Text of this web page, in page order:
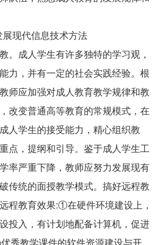
现代信息技术方法
。成人学生有许多独特的学习观，
力，并有一定的社会实践经验。根
师应加强对成人教育教学规律和教
改变普通高等教育的常规模式，在
人学生的接受能力，精心组织教
点，提纲和引导。鉴于成人学生工
率严重下降，教师应努力发展现有
传统的面授教学模式。搞好远程教
程教育效果:①在硬件环境建设上，
投入，有计划地配备计算机，促进